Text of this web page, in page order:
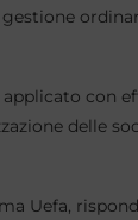
con
delle
Uefa,